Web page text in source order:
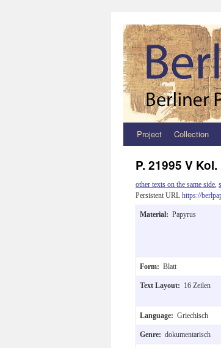
Zum
springen
Project Collection
P. 21995 V Kol.
other texts on the same side
Persistent URL https://
Material: Papyrus
Form: Blatt
Text Layout: 16 Zeilen
Language: Griechisch
Genre: dokumentarisch